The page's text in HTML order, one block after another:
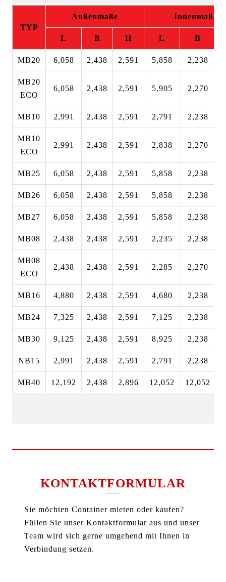
TYP
Außenmaße Innenmaße
L B H L B
MB20 6,058 2,438 2,591 5,858 2,238
MB20
ECO
6,058 2,438 2,591 5,905 2,270
MB10 2,991 2,438 2,591 2,791 2,238
MB10
ECO
2,991 2,438 2,591 2,838 2,270
MB25 6,058 2,438 2,591 5,858 2,238
MB26 6,058 2,438 2,591 5,858 2,238
MB27 6,058 2,438 2,591 5,858 2,238
MB08 2,438 2,438 2,591 2,235 2,238
MB08
ECO
2,438 2,438 2,591 2,285 2,270
MB16 4,880 2,438 2,591 4,680 2,238
MB24 7,325 2,438 2,591 7,125 2,238
MB30 9,125 2,438 2,591 8,925 2,238
NB15 2,991 2,438 2,591 2,791 2,238
MB40 12,192 2,438 2,896 12,052 12,052
KONTAKTFORMULAR
Sie möchten Container mieten oder kaufen?
Füllen Sie unser Kontaktformular aus und unser
Team wird sich gerne umgehend mit Ihnen in
Verbindung setzen.